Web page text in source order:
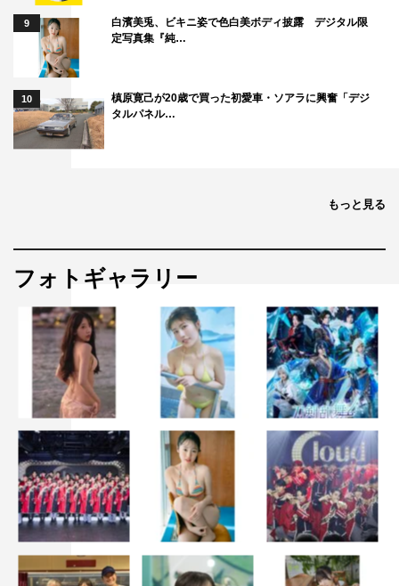
9
白濱美兎、ビキニ姿で色白美ボディ披露 デジタル限
定写真集『純…
10
槙原寛己が20歳で買った初愛車・ソアラに興奮「デジ
タルパネル…
もっと見る
フォトギャラリー